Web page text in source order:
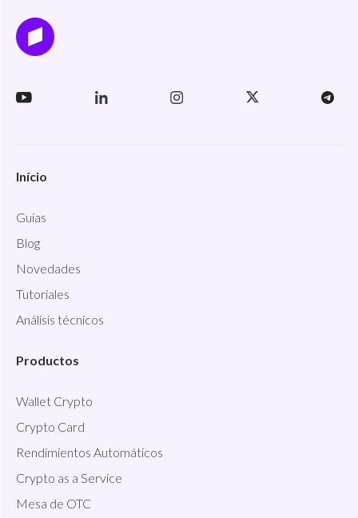
Início
Guías
Blog
Novedades
Tutoriales
Análisis técnicos
Productos
Wallet Crypto
Crypto Card
Rendimientos Automáticos
Crypto as a Service
Mesa de OTC